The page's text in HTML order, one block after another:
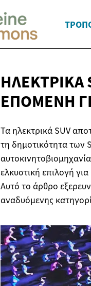
ΗΛΕΚΤΡΙΚΆ
ΕΠΌΜΕΝΗ
Τα ηλεκτρικά SUV
τη δημοτικότητα των
ελκυστική επιλογή
Αυτό το άρθρο
αναδυόμενης